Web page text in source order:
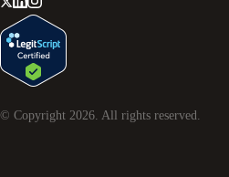
© Copyright 2026. All rights reserved.